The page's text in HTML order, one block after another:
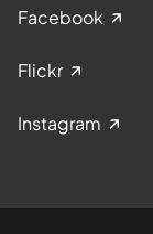
Facebook
Flickr
Instagram